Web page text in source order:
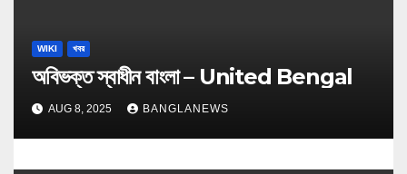
WIKI খবর
অবিভক্ত স্বাধীন বাংলা – United Bengal
AUG 8, 2025 BANGLANEWS